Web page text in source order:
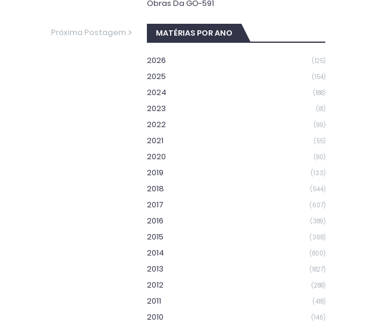
Próxima Postagem
Obras Da GO-591
MATÉRIAS POR ANO
2026 (125)
2025 (154)
2024 (188)
2023 (81)
2022 (99)
2021 (55)
2020 (80)
2019 (133)
2018 (544)
2017 (607)
2016 (389)
2015 (368)
2014 (800)
2013 (1827)
2012 (288)
2011 (418)
2010 (146)